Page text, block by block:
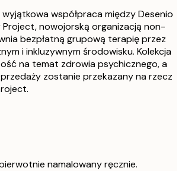
współpraca między Desenio
nowojorską organizacją non-
bezpłatną grupową terapię przez
i inkluzywnym środowisku. Kolekcja
na temat zdrowia psychicznego, a
zostanie przekazany na rzecz
namalowany ręcznie.